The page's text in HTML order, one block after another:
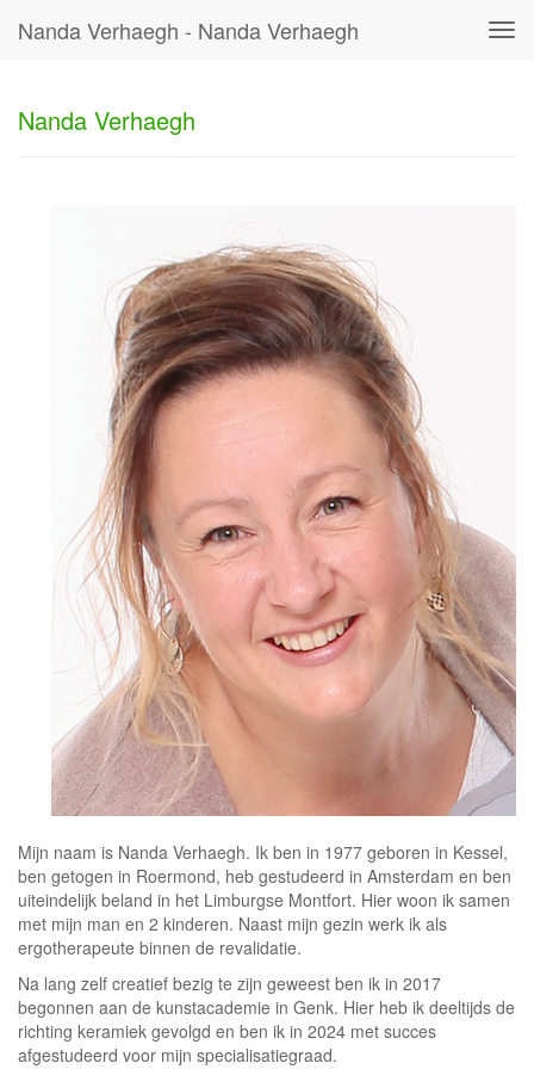
Nanda Verhaegh - Nanda Verhaegh
Nanda Verhaegh
Mijn naam is Nanda Verhaegh. Ik ben in 1977 geboren in Kessel,
ben getogen in Roermond, heb gestudeerd in Amsterdam en ben
uiteindelijk beland in het Limburgse Montfort. Hier woon ik samen
met mijn man en 2 kinderen. Naast mijn gezin werk ik als
ergotherapeute binnen de revalidatie.
Na lang zelf creatief bezig te zijn geweest ben ik in 2017
begonnen aan de kunstacademie in Genk. Hier heb ik deeltijds de
richting keramiek gevolgd en ben ik in 2024 met succes
afgestudeerd voor mijn specialisatiegraad.